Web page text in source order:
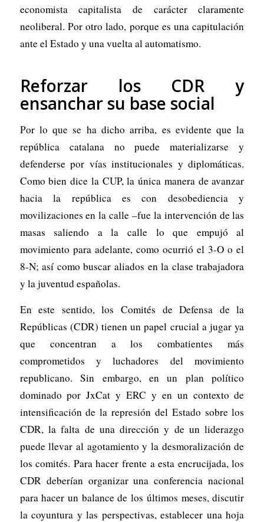
economista capitalista de carácter claramente
neoliberal. Por otro lado, porque es una capitulación
ante el Estado y una vuelta al automatismo.
Reforzar los CDR y
ensanchar su base social
Por lo que se ha dicho arriba, es evidente que la
república catalana no puede materializarse y
defenderse por vías institucionales y diplomáticas.
Como bien dice la CUP, la única manera de avanzar
hacia la república es con desobediencia y
movilizaciones en la calle –fue la intervención de las
masas saliendo a la calle lo que empujó al
movimiento para adelante, como ocurrió el 3-O o el
8-N; así como buscar aliados en la clase trabajadora
y la juventud españolas.
En este sentido, los Comités de Defensa de la
Repúblicas (CDR) tienen un papel crucial a jugar ya
que concentran a los combatientes más
comprometidos y luchadores del movimiento
republicano. Sin embargo, en un plan político
dominado por JxCat y ERC y en un contexto de
intensificación de la represión del Estado sobre los
CDR, la falta de una dirección y de un liderazgo
puede llevar al agotamiento y la desmoralización de
los comités. Para hacer frente a esta encrucijada, los
CDR deberían organizar una conferencia nacional
para hacer un balance de los últimos meses, discutir
la coyuntura y las perspectivas, establecer una hoja